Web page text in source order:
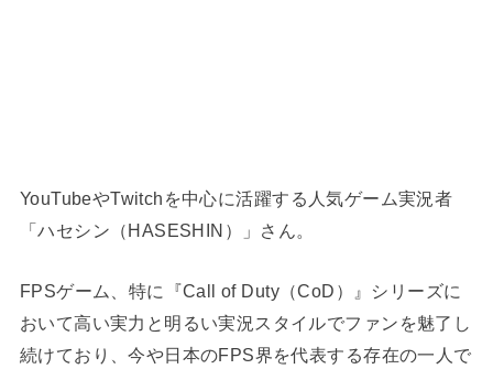
YouTubeやTwitchを中心に活躍する人気ゲーム実況者
「ハセシン（HASESHIN）」さん。
FPSゲーム、特に『Call of Duty（CoD）』シリーズに
おいて高い実力と明るい実況スタイルでファンを魅了し
続けており、今や日本のFPS界を代表する存在の一人で